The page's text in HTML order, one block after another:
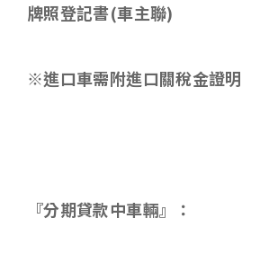
牌照登記書(車主聯)
※進口車需附進口關稅金證明
『分期貸款中車輛』：